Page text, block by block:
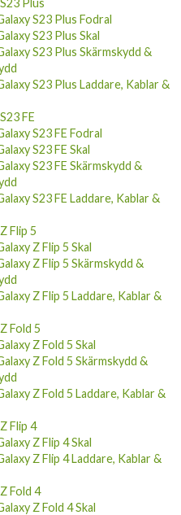
S23 Plus Fodral
S23 Plus Skal
S23 Plus Skärmskydd &
S23 Plus Laddare, Kablar &
FE
S23 FE Fodral
S23 FE Skal
S23 FE Skärmskydd &
S23 FE Laddare, Kablar &
Flip 5
Z Flip 5 Skal
Z Flip 5 Skärmskydd &
Z Flip 5 Laddare, Kablar &
Fold 5
Z Fold 5 Skal
Z Fold 5 Skärmskydd &
Z Fold 5 Laddare, Kablar &
Flip 4
Z Flip 4 Skal
Z Flip 4 Laddare, Kablar &
Fold 4
Z Fold 4 Skal